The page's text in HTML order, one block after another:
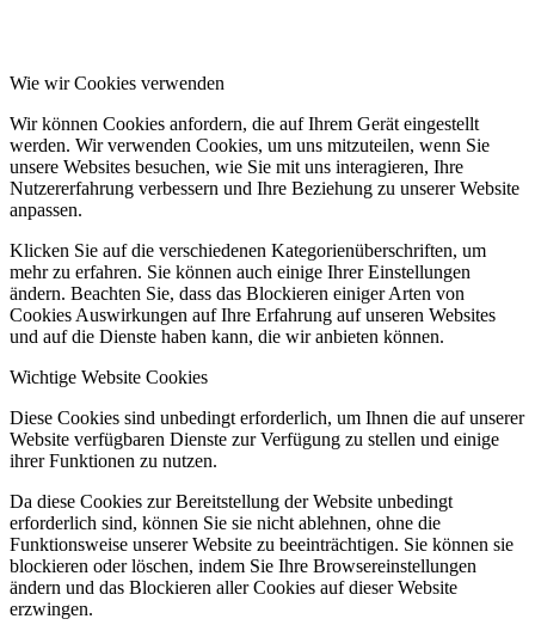
Wie wir Cookies verwenden
Wir können Cookies anfordern, die auf Ihrem Gerät eingestellt
werden. Wir verwenden Cookies, um uns mitzuteilen, wenn Sie
unsere Websites besuchen, wie Sie mit uns interagieren, Ihre
Nutzererfahrung verbessern und Ihre Beziehung zu unserer Website
anpassen.
Klicken Sie auf die verschiedenen Kategorienüberschriften, um
mehr zu erfahren. Sie können auch einige Ihrer Einstellungen
ändern. Beachten Sie, dass das Blockieren einiger Arten von
Cookies Auswirkungen auf Ihre Erfahrung auf unseren Websites
und auf die Dienste haben kann, die wir anbieten können.
Wichtige Website Cookies
Diese Cookies sind unbedingt erforderlich, um Ihnen die auf unserer
Website verfügbaren Dienste zur Verfügung zu stellen und einige
ihrer Funktionen zu nutzen.
Da diese Cookies zur Bereitstellung der Website unbedingt
erforderlich sind, können Sie sie nicht ablehnen, ohne die
Funktionsweise unserer Website zu beeinträchtigen. Sie können sie
blockieren oder löschen, indem Sie Ihre Browsereinstellungen
ändern und das Blockieren aller Cookies auf dieser Website
erzwingen.